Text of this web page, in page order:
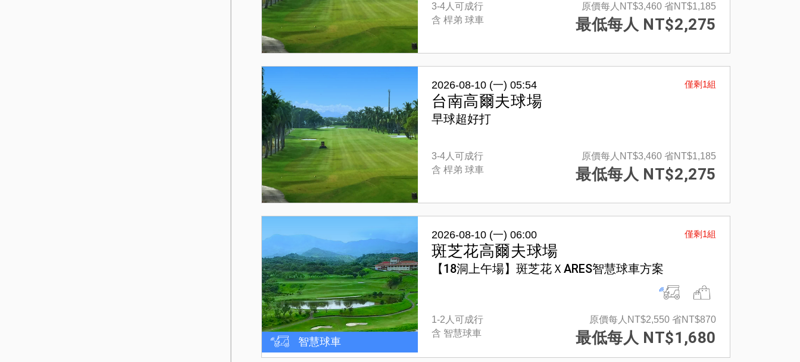
3-4人可成行
含 桿弟 球車
原價每人NT$3,460 省NT$1,185
最低每人 NT$2,275
僅剩1組
2026-08-10 (一) 05:54
台南高爾夫球場
早球超好打
3-4人可成行
含 桿弟 球車
原價每人NT$3,460 省NT$1,185
最低每人 NT$2,275
智慧球車
僅剩1組
2026-08-10 (一) 06:00
斑芝花高爾夫球場
【18洞上午場】斑芝花ＸARES智慧球車方案
1-2人可成行
含 智慧球車
原價每人NT$2,550 省NT$870
最低每人 NT$1,680